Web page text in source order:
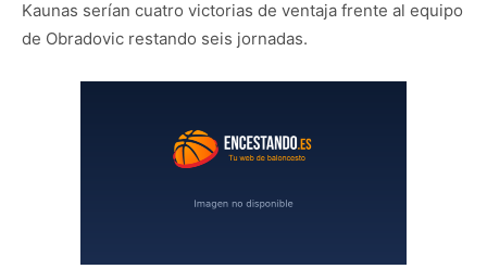
Kaunas serían cuatro victorias de ventaja frente al equipo
de Obradovic restando seis jornadas.